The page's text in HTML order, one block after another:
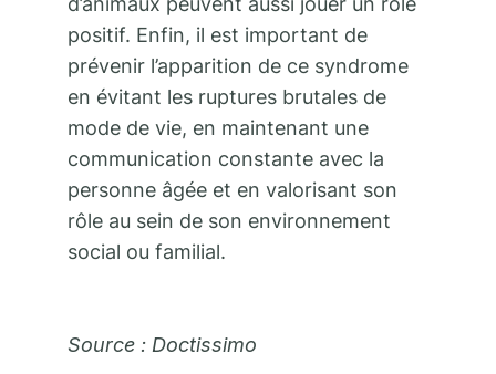
positif. Enfin, il est important de
prévenir l’apparition de ce syndrome
en évitant les ruptures brutales de
mode de vie, en maintenant une
communication constante avec la
personne âgée et en valorisant son
rôle au sein de son environnement
social ou familial.
Source : Doctissimo